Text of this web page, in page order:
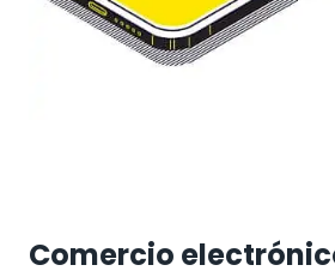
Comercio